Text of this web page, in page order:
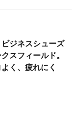
ジネスシューズ
スフィールド。
く、疲れにく